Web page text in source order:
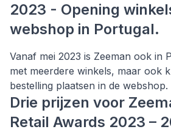
2023 - Opening
webshop in Portugal.
Vanaf mei 2023 is Zeeman ook in
met meerdere winkels, maar ook
bestelling plaatsen in de webshop.
Drie prijzen voor
Retail Awards 2023 –